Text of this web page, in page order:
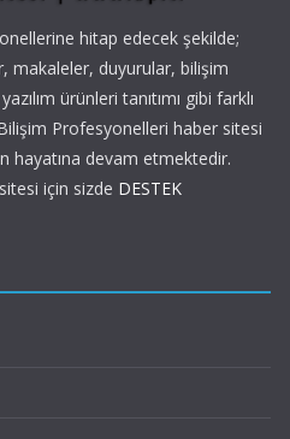
hitap edecek şekilde;
makaleler, duyurular, bilişim
ürünleri tanıtımı gibi farklı
Profesyonelleri haber sitesi
hayatına devam etmektedir.
için sizde DESTEK